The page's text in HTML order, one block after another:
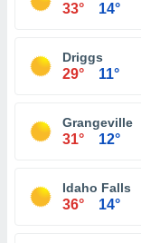
33° 14°
Driggs
29° 11°
Grangeville
31° 12°
Idaho Falls
36° 14°